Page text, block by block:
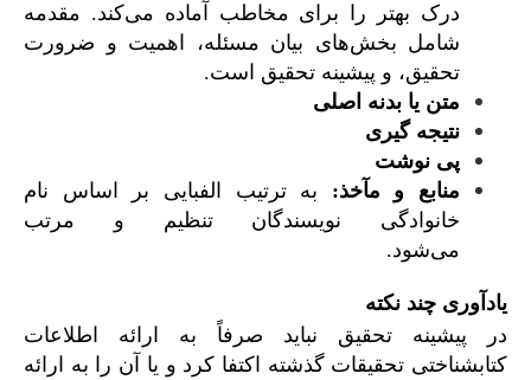
درک بهتر را برای مخاطب آماده می‌‌کند. مقدمه
شامل بخش‌‌های بیان مسئله، اهمیت و ضرورت
تحقیق، و پیشینه تحقیق است.
متن یا بدنه اصلی
نتیجهگیری
پی نوشت
منابع و مآخذ: به ترتیب الفبایی بر اساس نام
خانوادگی نویسندگان تنظیم و مرتب
می‌شود.
یاد‌آوری چند نکته
در پیشینه تحقیق نباید صرفاً به ارائه اطلاعات
کتابشناختی تحقیقات گذشته اکتفا کرد و یا آن را به ارائه